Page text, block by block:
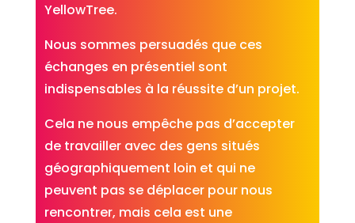
YellowTree.
Nous sommes persuadés que ces
échanges en présentiel sont
indispensables à la réussite d’un projet.
Cela ne nous empêche pas d’accepter
de travailler avec des gens situés
géographiquement loin et qui ne
peuvent pas se déplacer pour nous
rencontrer, mais cela est une